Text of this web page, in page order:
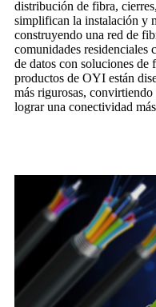
distribución de fibra,
simplifican la instalación y
construyendo una red de
comunidades residenciales
de datos con soluciones de
productos de OYI están
más rigurosas,
lograr una conectividad